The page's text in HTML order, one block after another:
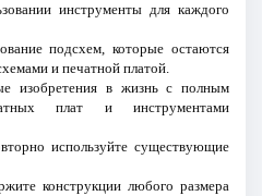
инструменты для каждого
подсхем, которые остаются
и печатной платой.
изобретения в жизнь с полным
плат и инструментами
используйте существующие
конструкции любого размера